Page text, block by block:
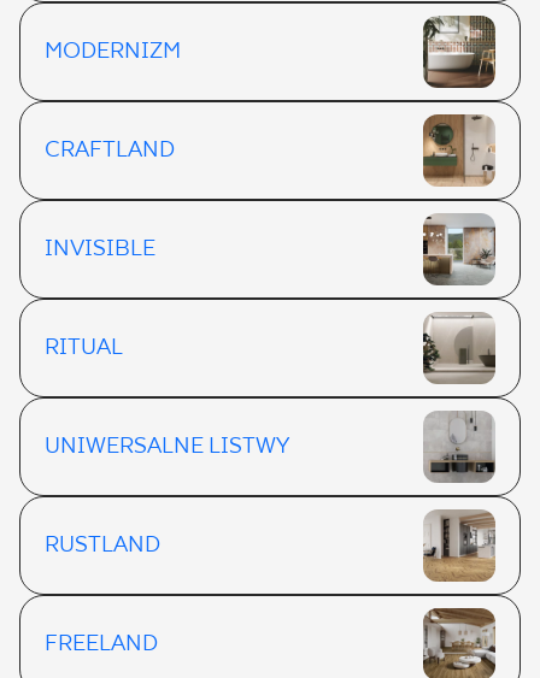
MODERNIZM
CRAFTLAND
INVISIBLE
RITUAL
UNIWERSALNE LISTWY
RUSTLAND
FREELAND